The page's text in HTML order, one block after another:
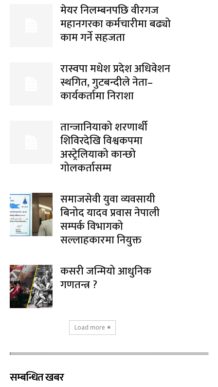
मेयर निलम्बनपछि वीरगज
महानगरका कर्मचारीमा बढ्यो
काम गर्ने सहजता
रास्वपा मधेश प्रदेश अधिवेशन
स्थगित, गुटबन्दीले नेता–
कार्यकर्तामा निराशा
तान्जानियाको शरणार्थी
शिविरदेखि विश्वकपमा
अस्ट्रेलियाको कान्छो
गोलकर्तासम्म
समाजसेवी युवा व्यवसायी
बिनोद यादव प्रवास नेपाली
सम्पर्क विभागको
सल्लाहकारमा नियुक्त
कसरी जन्मियो आधुनिक
गणतन्त्र ?
Load more
सम्बन्धित खबर